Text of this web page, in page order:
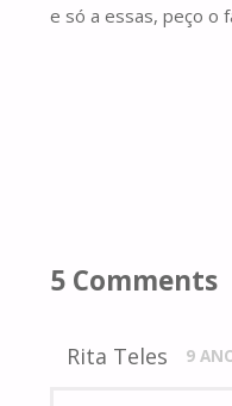
e só a essas, peço o
5 Comments
Rita Teles 9